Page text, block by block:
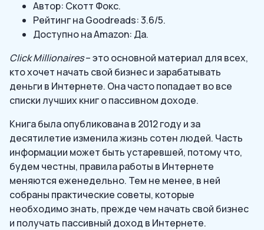
Автор: Скотт Фокс.
Рейтинг на Goodreads: 3.6/5.
Доступно на Amazon: Да.
Click Millionaires– это основной материал для всех,
кто хочет начать свой бизнес и зарабатывать
деньги в Интернете. Она часто попадает во все
списки лучших книг о пассивном доходе.
Книга была опубликована в 2012 году и за
десятилетие изменила жизнь сотен людей. Часть
информации может быть устаревшей, потому что,
будем честны, правила работы в Интернете
меняются еженедельно. Тем не менее, в ней
собраны практические советы, которые
необходимо знать, прежде чем начать свой бизнес
и получать пассивный доход в Интернете.